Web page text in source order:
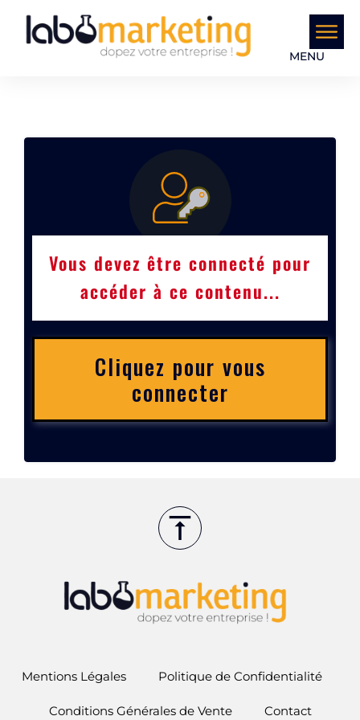
MENU
Vous devez être connecté pour
accéder à ce contenu...
Cliquez pour vous
connecter
Mentions Légales Politique de Confidentialité
Conditions Générales de Vente Contact